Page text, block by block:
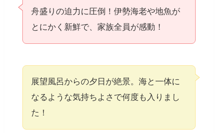
舟盛りの迫力に圧倒！伊勢海老や地魚が
とにかく新鮮で、家族全員が感動！
展望風呂からの夕日が絶景。海と一体に
なるような気持ちよさで何度も入りまし
た！